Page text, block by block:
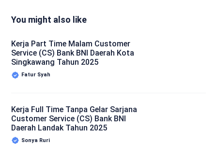
You might also like
Kerja Part Time Malam Customer
Service (CS) Bank BNI Daerah Kota
Singkawang Tahun 2025
Fatur Syah
Kerja Full Time Tanpa Gelar Sarjana
Customer Service (CS) Bank BNI
Daerah Landak Tahun 2025
Sonya Ruri